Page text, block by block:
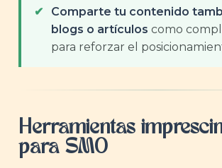
Comparte tu contenido
blogs o artículos como
para reforzar el
Herramientas
para SMO